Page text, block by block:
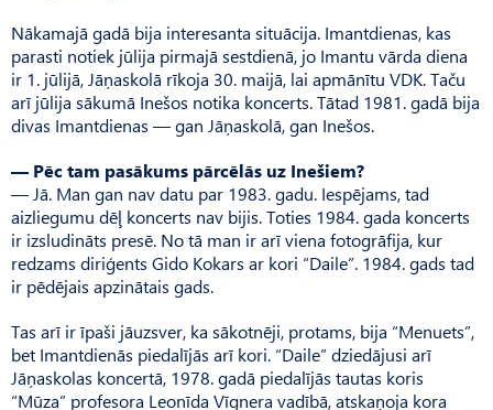
Nākamajā gadā bija interesanta situācija. Imantdienas, kas
parasti notiek jūlija pirmajā sestdienā, jo Imantu vārda diena
ir 1. jūlijā, Jāņaskolā rīkoja 30. maijā, lai apmānītu VDK. Taču
arī jūlija sākumā Inešos notika koncerts. Tātad 1981. gadā bija
divas Imantdienas — gan Jāņaskolā, gan Inešos.
— Pēc tam pasākums pārcēlās uz Inešiem?
— Jā. Man gan nav datu par 1983. gadu. Iespējams, tad
aizliegumu dēļ koncerts nav bijis. Toties 1984. gada koncerts
ir izsludināts presē. No tā man ir arī viena fotogrāfija, kur
redzams diriģents Gido Kokars ar kori “Daile”. 1984. gads tad
ir pēdējais apzinātais gads.
Tas arī ir īpaši jāuzsver, ka sākotnēji, protams, bija “Me­nuets”,
bet Imantdienās piedalījās arī kori. “Daile” dziedājusi arī
Jāņaskolas koncertā, 1978. gadā piedalījās tautas koris
“Mūza” profesora Leonīda Vīg­nera vadībā, atskaņoja kora